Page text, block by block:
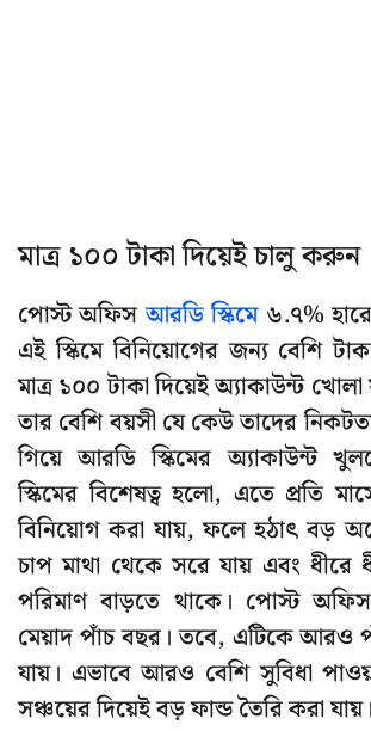
মাত্র ১০০ টাকা দিয়েই চালু করুন
পোস্ট অফিসআরডি স্কিমে৬.৭%
এই স্কিমে বিনিয়োগের জন্য বেশি
মাত্র ১০০ টাকা দিয়েই অ্যাকাউন্ট
তার বেশি বয়সী যে কেউ তাদের
গিয়ে আরডি স্কিমের অ্যাকাউন্ট
স্কিমের বিশেষত্ব হলো, এতে প্রতি
বিনিয়োগ করা যায়, ফলে হঠাৎ বড়
চাপ মাথা থেকে সরে যায় এবং ধীরে
পরিমাণ বাড়তে থাকে। পোস্ট
মেয়াদ পাঁচ বছর। তবে, এটিকে আরও
যায়। এভাবে আরও বেশি সুবিধা
সঞ্চয়ের দিয়েই বড় ফান্ড তৈরি করা যায়।